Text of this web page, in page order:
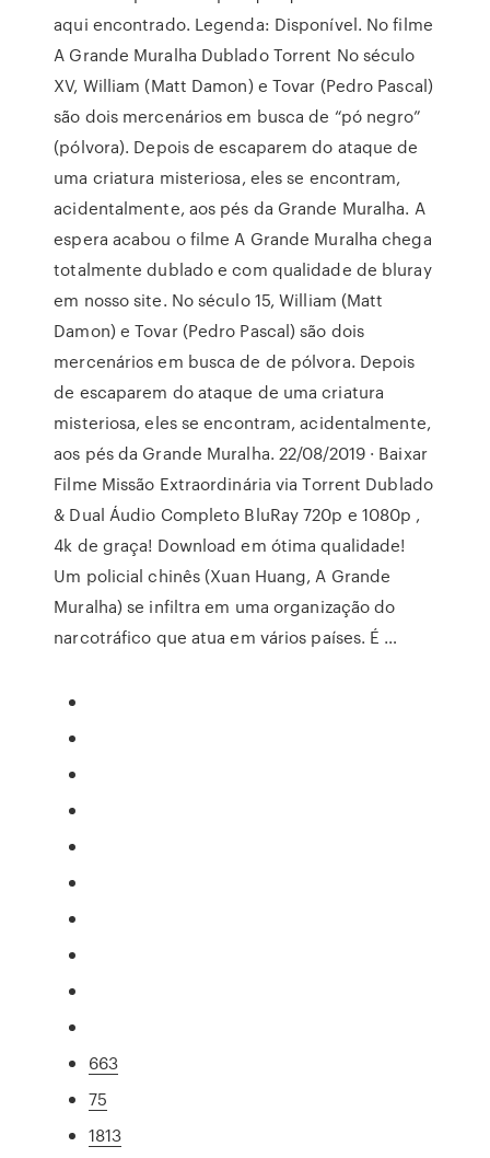
aqui encontrado. Legenda: Disponível. No filme
A Grande Muralha Dublado Torrent No século
XV, William (Matt Damon) e Tovar (Pedro Pascal)
são dois mercenários em busca de “pó negro”
(pólvora). Depois de escaparem do ataque de
uma criatura misteriosa, eles se encontram,
acidentalmente, aos pés da Grande Muralha. A
espera acabou o filme A Grande Muralha chega
totalmente dublado e com qualidade de bluray
em nosso site. No século 15, William (Matt
Damon) e Tovar (Pedro Pascal) são dois
mercenários em busca de de pólvora. Depois
de escaparem do ataque de uma criatura
misteriosa, eles se encontram, acidentalmente,
aos pés da Grande Muralha. 22/08/2019 · Baixar
Filme Missão Extraordinária via Torrent Dublado
& Dual Áudio Completo BluRay 720p e 1080p ,
4k de graça! Download em ótima qualidade!
Um policial chinês (Xuan Huang, A Grande
Muralha) se infiltra em uma organização do
narcotráfico que atua em vários países. É …
663
75
1813